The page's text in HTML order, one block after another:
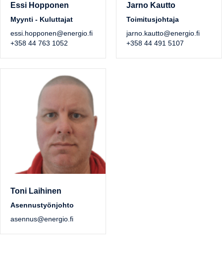
Essi Hopponen
Myynti - Kuluttajat
essi.hopponen@energio.fi
+358 44 763 1052
Jarno Kautto
Toimitusjohtaja
jarno.kautto@energio.fi
+358 44 491 5107
Toni Laihinen
Asennustyönjohto
asennus@energio.fi